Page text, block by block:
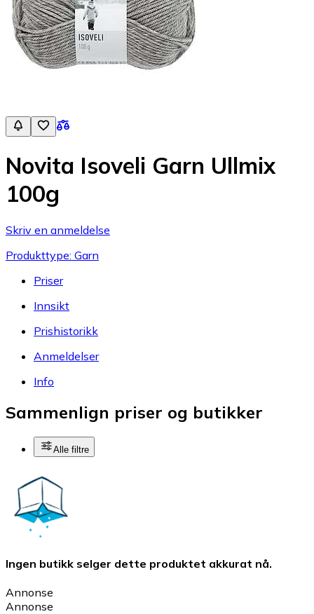
Novita Isoveli Garn Ullmix
100g
Skriv en anmeldelse
Produkttype: Garn
Priser
Innsikt
Prishistorikk
Anmeldelser
Info
Sammenlign priser og butikker
Alle filtre
Ingen butikk selger dette produktet akkurat nå.
Annonse
Annonse